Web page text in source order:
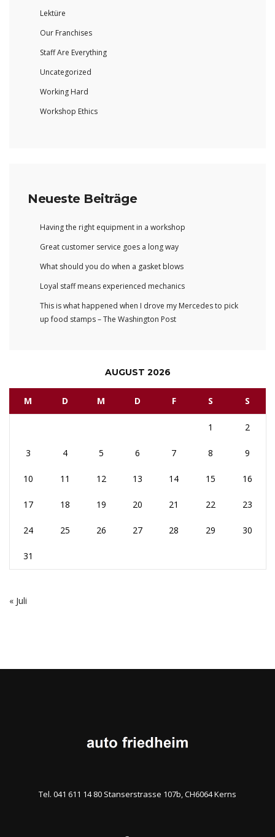
Lektüre
Our Franchises
Staff Are Everything
Uncategorized
Working Hard
Workshop Ethics
Neueste Beiträge
Having the right equipment in a workshop
Great customer service goes a long way
What should you do when a gasket blows
Loyal staff means experienced mechanics
This is what happened when I drove my Mercedes to pick
up food stamps – The Washington Post
AUGUST 2026
M D M D F S S
1 2
3 4 5 6 7 8 9
10 11 12 13 14 15 16
17 18 19 20 21 22 23
24 25 26 27 28 29 30
31
« Juli
Tel. 041 611 14 80 Stanserstrasse 107b, CH6064 Kerns